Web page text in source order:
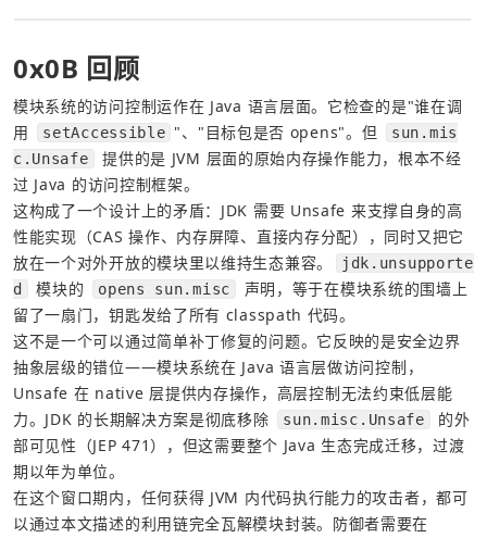
0x0B 回顾
模块系统的访问控制运作在 Java 语言层面。它检查的是"谁在调
用
setAccessible "、"目标包是否 opens"。但
sun.mis
c.Unsafe
提供的是 JVM 层面的原始内存操作能力，根本不经
过 Java 的访问控制框架。
这构成了一个设计上的矛盾：JDK 需要 Unsafe 来支撑自身的高
性能实现（CAS 操作、内存屏障、直接内存分配），同时又把它
放在一个对外开放的模块里以维持生态兼容。
jdk.unsupporte
d
模块的 opens sun.misc
声明，等于在模块系统的围墙上
留了一扇门，钥匙发给了所有 classpath 代码。
这不是一个可以通过简单补丁修复的问题。它反映的是安全边界
抽象层级的错位——模块系统在 Java 语言层做访问控制，
Unsafe 在 native 层提供内存操作，高层控制无法约束低层能
力。JDK 的长期解决方案是彻底移除
sun.misc.Unsafe
的外
部可见性（JEP 471），但这需要整个 Java 生态完成迁移，过渡
期以年为单位。
在这个窗口期内，任何获得 JVM 内代码执行能力的攻击者，都可
以通过本文描述的利用链完全瓦解模块封装。防御者需要在